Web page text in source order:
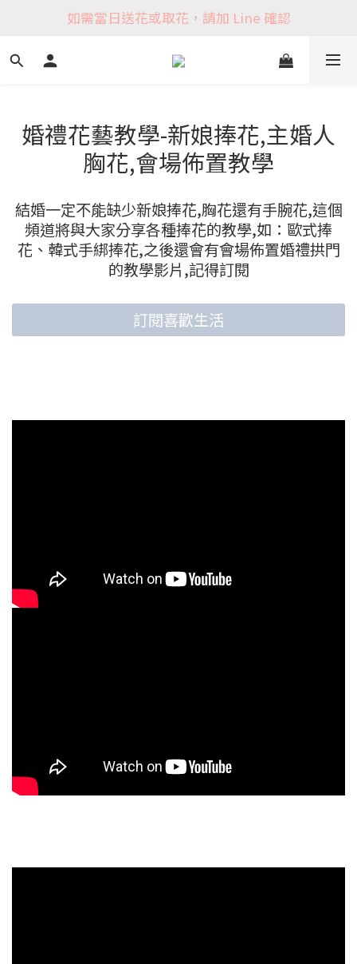
如需當日送花或取花，請加 Line 確認
婚禮花藝教學-新娘捧花,主婚人
胸花,會場佈置教學
結婚一定不能缺少新娘捧花,胸花還有手腕花,這個
頻道將與大家分享各種捧花的教學,如：歐式捧
花、韓式手綁捧花,之後還會有會場佈置婚禮拱門
的教學影片,記得訂閱
訂閱喜歡生活